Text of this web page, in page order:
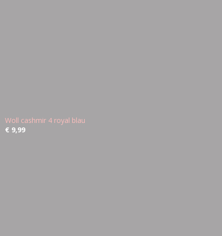
Woll cashmir 4 royal blau
€ 9,99